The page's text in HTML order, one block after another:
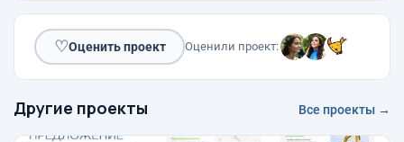
♡Оценить проект Оценили проект:
Другие проекты Все проекты →